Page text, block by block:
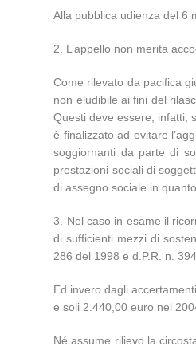
Alla pubblica udienza del 6
2. L’appello non merita
Come rilevato da pacifica
non eludibile ai fini del
Questi deve essere, infatti,
è finalizzato ad evitare
soggiornanti da parte di
prestazioni sociali di
di assegno sociale in
3. Nel caso in esame il
di sufficienti mezzi di
286 del 1998 e d.P.R. n.
Ed invero dagli
e soli 2.440,00 euro nel
Né assume rilievo la